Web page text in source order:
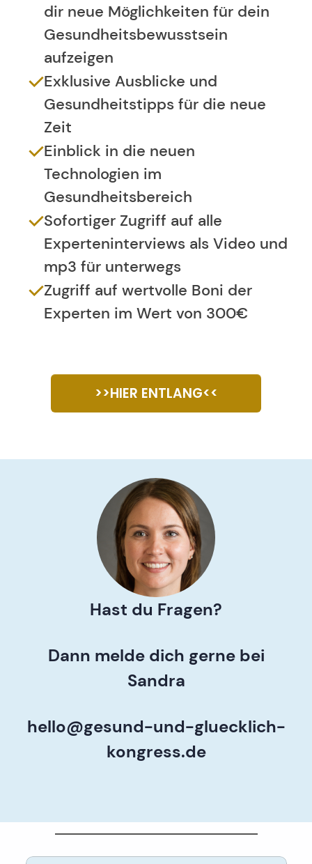
dir neue Möglichkeiten für dein
Gesundheitsbewusstsein
aufzeigen
Exklusive Ausblicke und
Gesundheitstipps für die neue
Zeit
Einblick in die neuen
Technologien im
Gesundheitsbereich
Sofortiger Zugriff auf alle
Experteninterviews als Video und
mp3 für unterwegs
Zugriff auf wertvolle Boni der
Experten im Wert von 300€
>>HIER ENTLANG<<
Hast du Fragen?
Dann melde dich gerne bei
Sandra
hello@gesund-und-gluecklich-
kongress.de